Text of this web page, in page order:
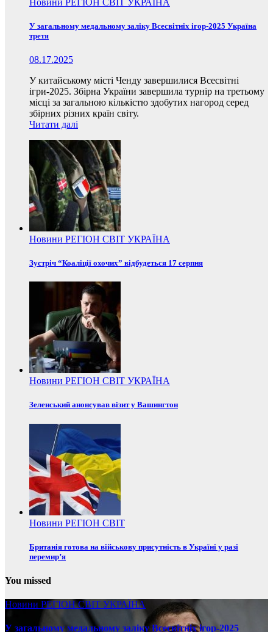
У загальному медальному заліку Всесвітніх ігор-2025 Україна
третя
08.17.2025
У китайському місті Ченду завершилися Всесвітні
ігри-2025. Збірна України завершила турнір на третьому
місці за загальною кількістю здобутих нагород серед
збірних різних країн світу.
Читати далі
Новини РЕГІОН СВІТ УКРАЇНА
Зустріч “Коаліції охочих” відбудеться 17 серпня
Новини РЕГІОН СВІТ УКРАЇНА
Зеленський анонсував візит у Вашингтон
Новини РЕГІОН СВІТ
Британія готова на військову присутність в Україні у разі
перемир’я
You missed
Новини РЕГІОНСВІТ УКРАЇНА
У загальному медальному заліку Всесвітніх ігор-2025